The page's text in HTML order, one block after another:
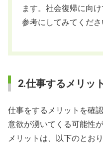
ます。社会復帰に向
参考にしてみてくださ
2.仕事するメリッ
仕事をするメリットを確
意欲が湧いてくる可能性
メリットは、以下のとおり